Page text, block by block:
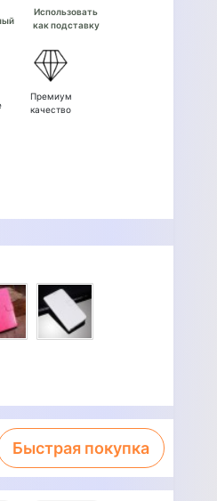
Использовать
как подставку
Премиум
качество
Быстрая покупка